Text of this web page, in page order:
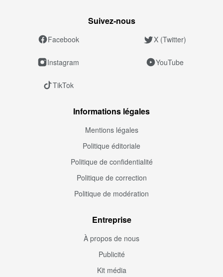
Suivez‑nous
Facebook X (Twitter)
Instagram YouTube
TikTok
Informations légales
Mentions légales
Politique éditoriale
Politique de confidentialité
Politique de correction
Politique de modération
Entreprise
À propos de nous
Publicité
Kit média